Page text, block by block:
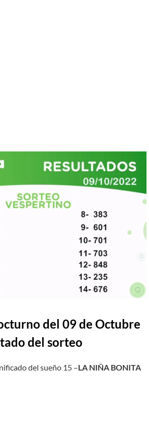
del 09 de Octubre
del sorteo
del sueño 15 –LA NIÑA BONITA